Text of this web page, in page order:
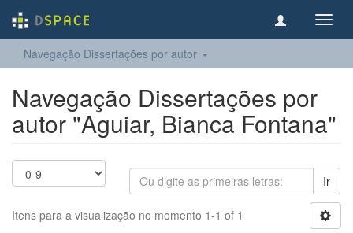
Navegação Dissertações por autor
Navegação Dissertações por
autor "Aguiar, Bianca Fontana"
Ir
Itens para a visualização no momento 1-1 of 1